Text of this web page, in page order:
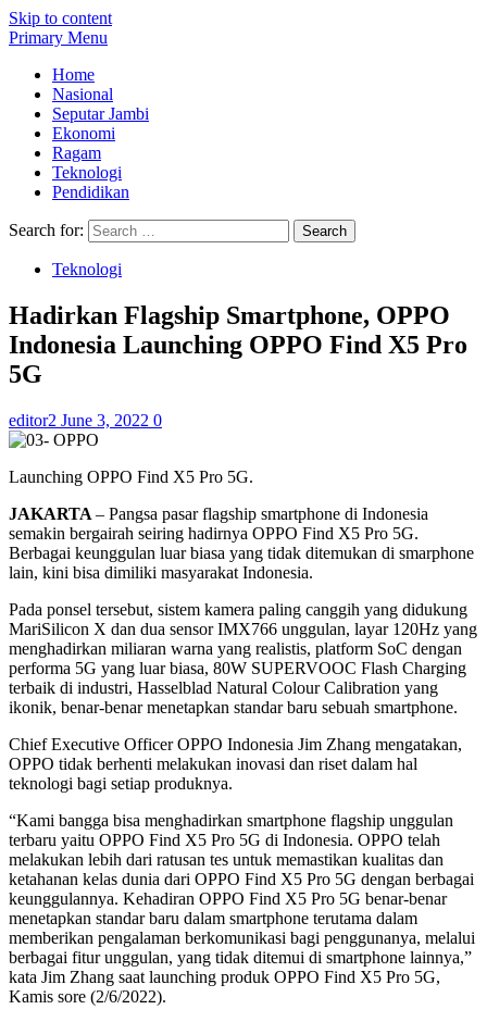
Skip to content
Primary Menu
Home
Nasional
Seputar Jambi
Ekonomi
Ragam
Teknologi
Pendidikan
Search for:
Teknologi
Hadirkan Flagship Smartphone, OPPO
Indonesia Launching OPPO Find X5 Pro
5G
editor2 June 3, 2022 0
Launching OPPO Find X5 Pro 5G.
JAKARTA – Pangsa pasar flagship smartphone di Indonesia
semakin bergairah seiring hadirnya OPPO Find X5 Pro 5G.
Berbagai keunggulan luar biasa yang tidak ditemukan di smarphone
lain, kini bisa dimiliki masyarakat Indonesia.
Pada ponsel tersebut, sistem kamera paling canggih yang didukung
MariSilicon X dan dua sensor IMX766 unggulan, layar 120Hz yang
menghadirkan miliaran warna yang realistis, platform SoC dengan
performa 5G yang luar biasa, 80W SUPERVOOC Flash Charging
terbaik di industri, Hasselblad Natural Colour Calibration yang
ikonik, benar-benar menetapkan standar baru sebuah smartphone.
Chief Executive Officer OPPO Indonesia Jim Zhang mengatakan,
OPPO tidak berhenti melakukan inovasi dan riset dalam hal
teknologi bagi setiap produknya.
“Kami bangga bisa menghadirkan smartphone flagship unggulan
terbaru yaitu OPPO Find X5 Pro 5G di Indonesia. OPPO telah
melakukan lebih dari ratusan tes untuk memastikan kualitas dan
ketahanan kelas dunia dari OPPO Find X5 Pro 5G dengan berbagai
keunggulannya. Kehadiran OPPO Find X5 Pro 5G benar-benar
menetapkan standar baru dalam smartphone terutama dalam
memberikan pengalaman berkomunikasi bagi penggunanya, melalui
berbagai fitur unggulan, yang tidak ditemui di smartphone lainnya,”
kata Jim Zhang saat launching produk OPPO Find X5 Pro 5G,
Kamis sore (2/6/2022).